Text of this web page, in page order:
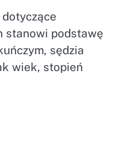
stanowi podstawę
sędzia
wiek, stopień